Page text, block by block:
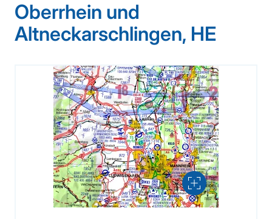
Oberrhein und
Altneckarschlingen, HE
Vergrößern